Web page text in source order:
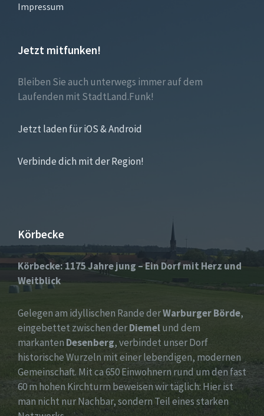
Impressum
Jetzt mitfunken!
Bleiben Sie auch unterwegs immer auf dem
Laufenden mit StadtLand.Funk!
Jetzt laden für iOS & Android
Verbinde dich mit der Region!
Körbecke
Körbecke: 1175 Jahre jung – Ein Dorf mit Herz und
Weitblick
Gelegen am idyllischen Rande derWarburger Börde,
eingebettet zwischen derDiemelund dem
markanten Desenberg, verbindet unser Dorf
historische Wurzeln mit einer lebendigen, modernen
Gemeinschaft. Mit ca 650 Einwohnern rund um den fast
60 m hohen Kirchturm beweisen wir täglich: Hier ist
man nicht nur Nachbar, sondern Teil eines starken